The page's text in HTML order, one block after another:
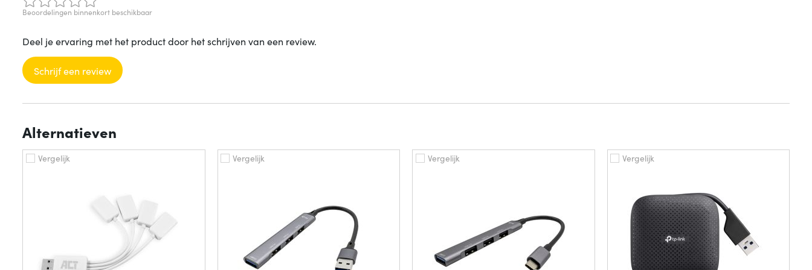
Beoordelingen binnenkort beschikbaar
Deel je ervaring met het product door het schrijven van een review.
Schrijf een review
Alternatieven
Vergelijk Vergelijk Vergelijk Vergelijk